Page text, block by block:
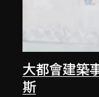
大都會建築
斯